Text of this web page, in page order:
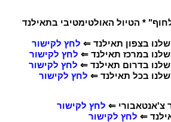
* הטיול האולטימטיבי בתאילנד
שלנו בצפון תאילנד ⇐ לחץ לקישור
שלנו במרכז תאילנד ⇐ לחץ לקישור
שלנו בדרום תאילנד ⇐ לחץ לקישור
שלנו בכל תאילנד ⇐ לחץ לקישור
צ'אנטאבורי ⇐ לחץ לקישור
⇐ לחץ לקישור